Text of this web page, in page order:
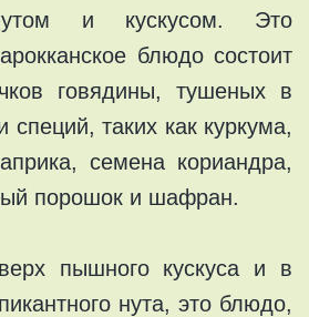
и кускусом. Это
блюдо состоит
говядины, тушеных в
специй, таких как куркума,
семена кориандра,
порошок и шафран.
пышного кускуса и в
нута, это блюдо,